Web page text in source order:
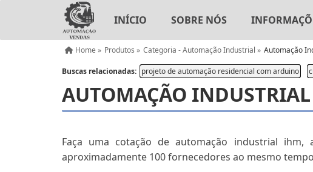
INÍCIO SOBRE NÓS
Home » Produtos » Categoria - Automação Industrial » Automação
Buscas relacionadas: projeto de automação residencial com arduino
AUTOMAÇÃO
Faça uma cotação de automação industrial
aproximadamente 100 fornecedores ao mesmo tempo